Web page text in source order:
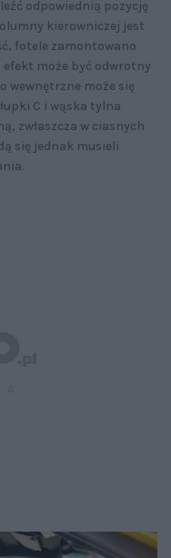
odpowiednią pozycję
kierowniczej jest
fotele zamontowano
efekt może być odwrotny
wewnętrzne może się
C i wąska tylna
zwłaszcza w ciasnych
się jednak musieli